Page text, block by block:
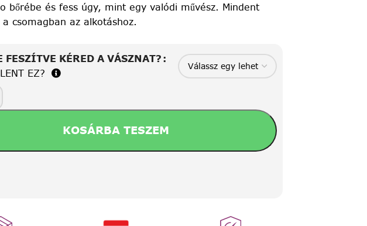
bőrébe és fess úgy, mint egy valódi művész. Mindent
csomagban az alkotáshoz.
FESZÍTVE KÉRED A VÁSZNAT?
EZ?
KOSÁRBA TESZEM